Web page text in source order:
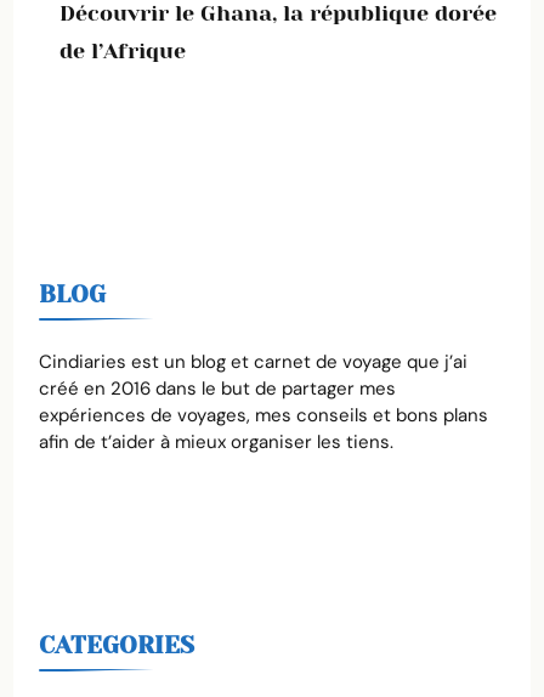
Découvrir le Ghana, la république dorée
de l’Afrique
BLOG
Cindiaries est un blog et carnet de voyage que j’ai
créé en 2016 dans le but de partager mes
expériences de voyages, mes conseils et bons plans
afin de t’aider à mieux organiser les tiens.
CATEGORIES